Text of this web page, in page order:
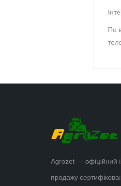
По
Agrozet — офіційний
продажу